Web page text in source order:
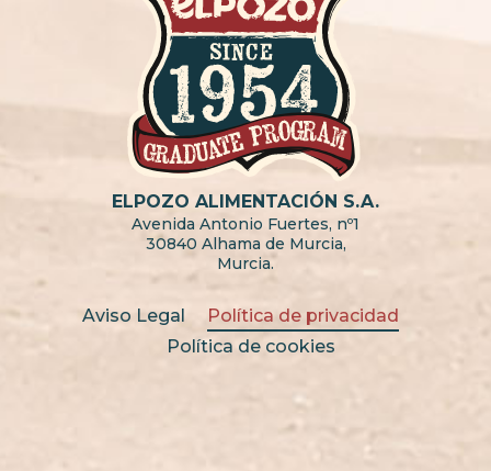
ELPOZO ALIMENTACIÓN S.A.
Avenida Antonio Fuertes, nº1
30840 Alhama de Murcia,
Murcia.
Aviso Legal
Política de privacidad
Política de cookies